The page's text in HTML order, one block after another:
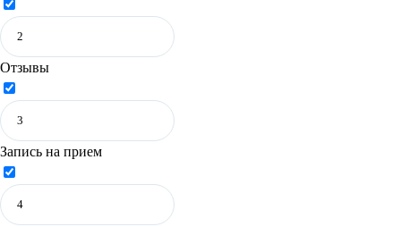
Отзывы
Запись на прием